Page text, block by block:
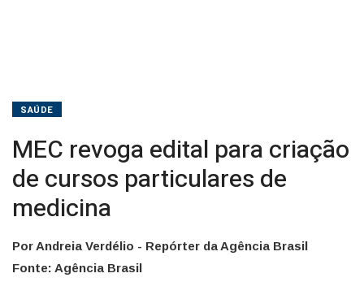
SAÚDE
MEC revoga edital para criação
de cursos particulares de
medicina
Por Andreia Verdélio - Repórter da Agência Brasil
Fonte: Agência Brasil